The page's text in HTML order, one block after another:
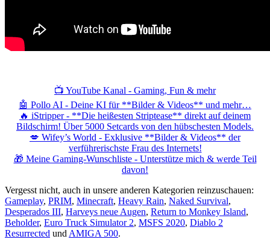
📺 YouTube Kanal - Gaming, Fun & mehr
🤖 Pollo AI - Deine KI für **Bilder & Videos** und mehr…
🔥 iStripper - **Die heißesten Striptease** direkt auf deinem
Bildschirm! Über 5000 Setcards von den hübschesten Models.
💋 Wifey’s World - Exklusive **Bilder & Videos** der
verführerischste Frau des Internets!
🎁 Meine Gaming-Wunschliste - Unterstütze mich & werde Teil
davon!
Vergesst nicht, auch in unsere anderen Kategorien reinzuschauen:
Gameplay, PRIM, Minecraft, Heavy Rain, Naked Survival,
Desperados III, Harveys neue Augen, Return to Monkey Island,
Beholder, Euro Truck Simulator 2, MSFS 2020, Diablo 2
Resurrected und AMIGA 500.